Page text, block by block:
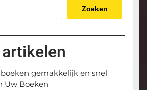
Zoeken
gemakkelijk en snel
Uw Boeken